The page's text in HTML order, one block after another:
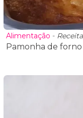
Alimentação - Receita
Pamonha de forno